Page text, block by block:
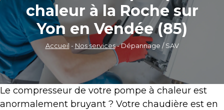
chaleur à la Roche sur
Yon en Vendée (85)
Accueil - Nos services-Dépannage / SAV
Le compresseur de votre pompe à chaleur est
anormalement bruyant ? Votre chaudière est en